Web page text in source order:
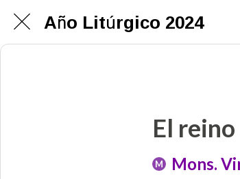
Año Litúrgico 2024
El
M Mons.